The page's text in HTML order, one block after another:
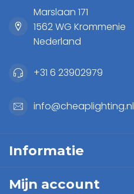
Marslaan 171
1562 WG Krommenie
Nederland
+31 6 23902979
info@cheaplighting.nl
Informatie
Mijn account